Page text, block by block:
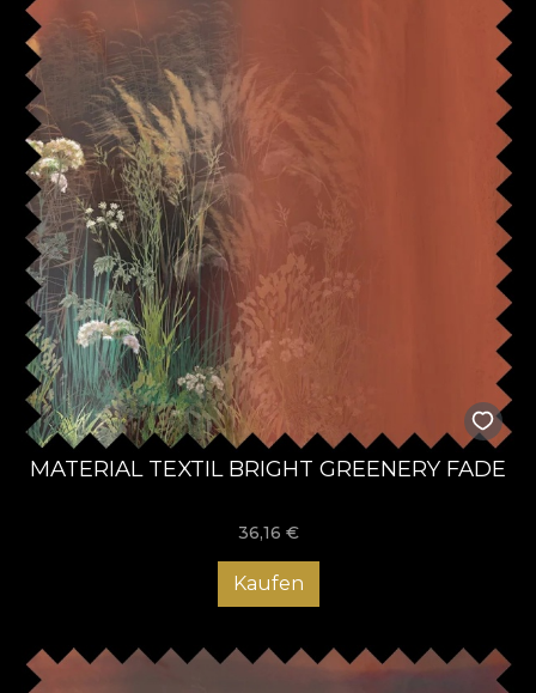
MATERIAL TEXTIL BRIGHT GREENERY FADE
36,16 €
Kaufen